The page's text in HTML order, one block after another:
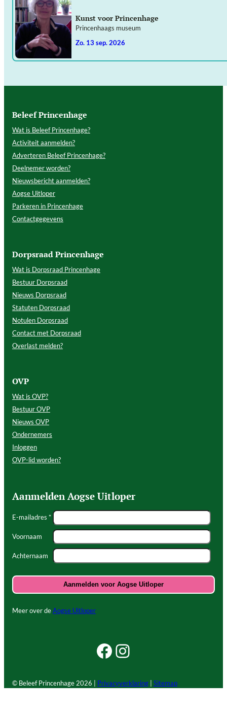
Kunst voor Princenhage
Princenhaags museum
zo. 13 sep. 2026
Beleef Princenhage
Wat is Beleef Princenhage?
Activiteit aanmelden?
Adverteren Beleef Princenhage?
Deelnemer worden?
Nieuwsbericht aanmelden?
Aogse Uitloper
Parkeren in Princenhage
Contactgegevens
Dorpsraad Princenhage
Wat is Dorpsraad Princenhage
Bestuur Dorpsraad
Nieuws Dorpsraad
Statuten Dorpsraad
Notulen Dorpsraad
Contact met Dorpsraad
Overlast melden?
OVP
Wat is OVP?
Bestuur OVP
Nieuws OVP
Ondernemers
Inloggen
OVP-lid worden?
Aanmelden Aogse Uitloper
E-mailadres *
Voornaam
Achternaam
Meer over deAogse Uitloper
Facebook Beleef Princenhage
Instagram Beleef Princenhage
© Beleef Princenhage 2026 | Privacyverklaring Sitemap